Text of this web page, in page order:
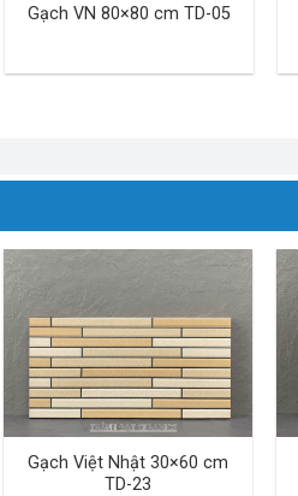
Gạch VN 80×80 cm TD-05
Gạch Việt Nhật 30×60 cm
TD-23